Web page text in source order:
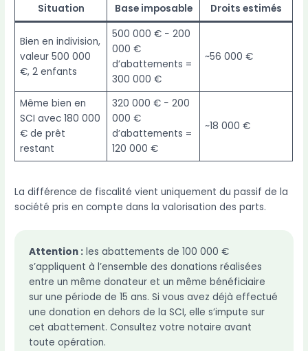
Situation Base imposable Droits estimés
Bien en indivision,
valeur 500 000
€, 2 enfants
500 000 € − 200
000 €
d’abattements =
300 000 €
~56 000 €
Même bien en
SCI avec 180 000
€ de prêt
restant
320 000 € − 200
000 €
d’abattements =
120 000 €
~18 000 €
La différence de fiscalité vient uniquement du passif de la
société pris en compte dans la valorisation des parts.
Attention :les abattements de 100 000 €
s’appliquent à l’ensemble des donations réalisées
entre un même donateur et un même bénéficiaire
sur une période de 15 ans. Si vous avez déjà effectué
une donation en dehors de la SCI, elle s’impute sur
cet abattement. Consultez votre notaire avant
toute opération.